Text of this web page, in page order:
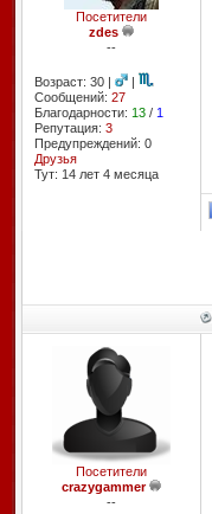
Посетители
zdes
--
Возраст: 30 |
|
Сообщений: 27
Благодарности: 13/ 1
Репутация: 3
Предупреждений: 0
Друзья
Тут: 14 лет 4 месяцa
Посетители
crazygammer
--